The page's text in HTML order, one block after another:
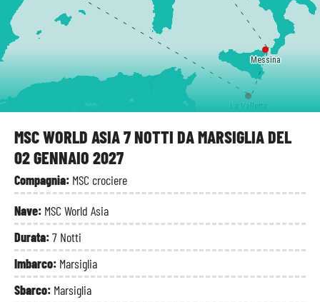
MSC WORLD ASIA 7 NOTTI DA MARSIGLIA DEL
02 GENNAIO 2027
Compagnia: MSC crociere
Nave: MSC World Asia
Durata:7 Notti
Imbarco: Marsiglia
Sbarco: Marsiglia
Messina
La Valletta